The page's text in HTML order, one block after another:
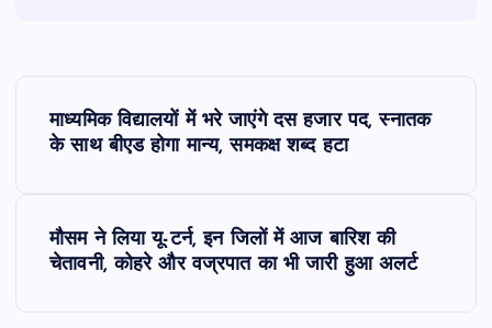
माध्यमिक विद्यालयों में भरे जाएंगे दस हजार पद, स्नातक
के साथ बीएड होगा मान्य, समकक्ष शब्द हटा
मौसम ने लिया यू-टर्न, इन जिलों में आज बारिश की
चेतावनी, कोहरे और वज्रपात का भी जारी हुआ अलर्ट